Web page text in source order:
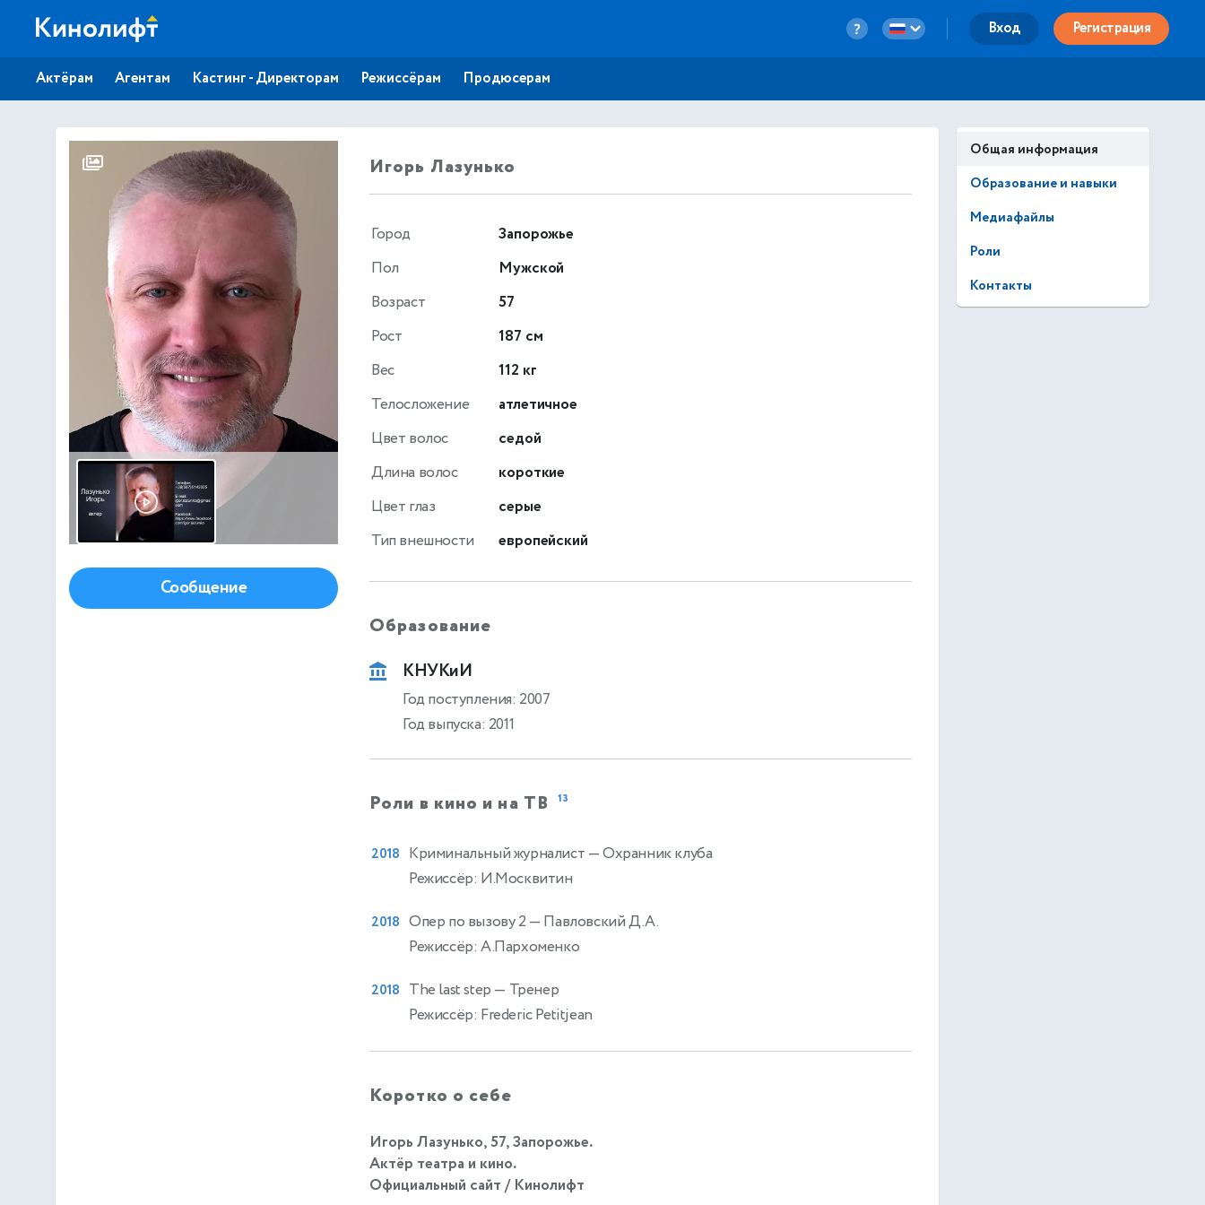
Вход Регистрация
Актёрам Агентам Кастинг - Директорам Режиссёрам Продюсерам
Сообщение
Игорь Лазунько
Город
Запорожье
Пол
Мужской
Возраст
57
Рост
187 см
Вес
112 кг
Телосложение
атлетичное
Цвет волос
седой
Длина волос
короткие
Цвет глаз
серые
Тип внешности
европейский
Образование
КНУКиИ
Год поступления: 2007
Год выпуска: 2011
Роли в кино и на ТВ13
2018 Криминальный журналист — Охранник клуба
Режиссёр: И.Москвитин
2018 Опер по вызову 2 — Павловский Д.А.
Режиссёр: А.Пархоменко
2018 The last step — Тренер
Режиссёр: Frederic Petitjean
Коротко о себе
Игорь Лазунько, 57, Запорожье.
Актёр театра и кино.
Официальный сайт / Кинолифт
Общая информация
Образование и навыки
Медиафайлы
Роли
Контакты